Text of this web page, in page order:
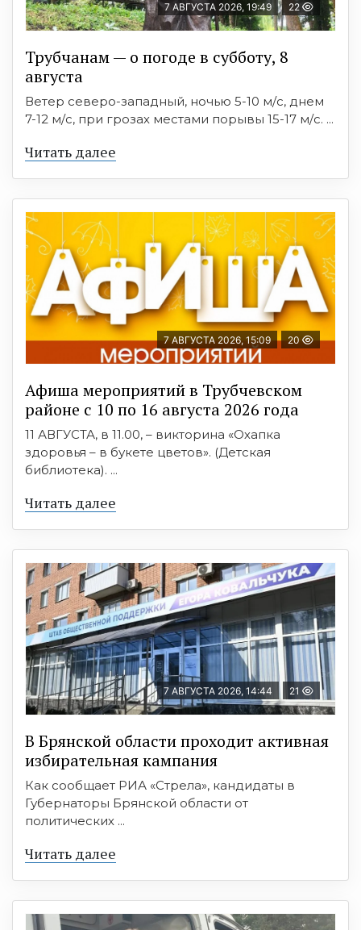
7 АВГУСТА 2026, 19:49 22
Трубчанам — о погоде в субботу, 8
августа
Ветер северо-западный, ночью 5-10 м/с, днем
7-12 м/с, при грозах местами порывы 15-17 м/с. ...
Читать далее
7 АВГУСТА 2026, 15:09 20
Афиша мероприятий в Трубчевском
районе с 10 по 16 августа 2026 года
11 АВГУСТА, в 11.00, – викторина «Охапка
здоровья – в букете цветов». (Детская
библиотека). ...
Читать далее
7 АВГУСТА 2026, 14:44 21
В Брянской области проходит активная
избирательная кампания
Как сообщает РИА «Стрела», кандидаты в
Губернаторы Брянской области от
политических ...
Читать далее